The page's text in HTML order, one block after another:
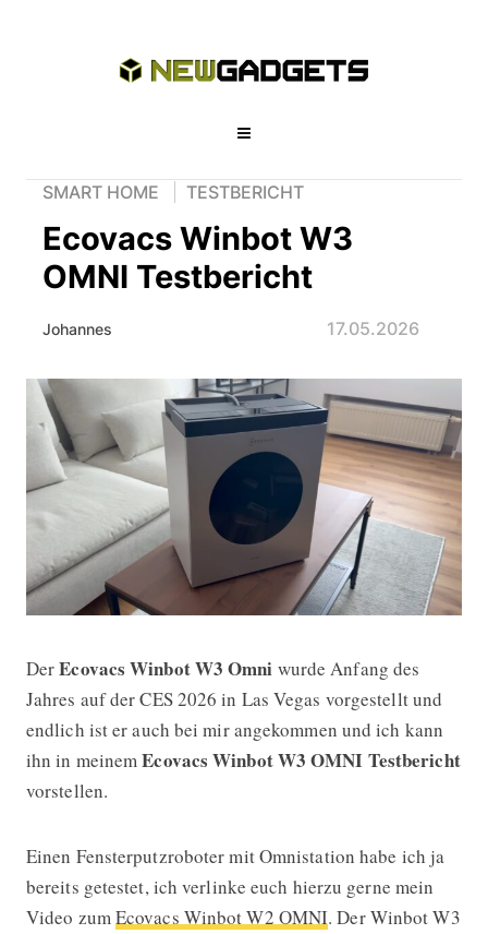
SMART HOME TESTBERICHT
Ecovacs Winbot W3
OMNI Testbericht
Johannes 17.05.2026
Ecovacs Winbot W3 OMNI
DerEcovacs Winbot W3 Omni wurde Anfang des
Jahres auf der CES 2026 in Las Vegas vorgestellt und
endlich ist er auch bei mir angekommen und ich kann
ihn in meinemEcovacs Winbot W3 OMNI Testbericht
vorstellen.
Einen Fensterputzroboter mit Omnistation habe ich ja
bereits getestet, ich verlinke euch hierzu gerne mein
Video zumEcovacs Winbot W2 OMNI. Der Winbot W3